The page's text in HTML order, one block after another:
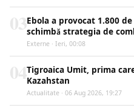
Ebola a provocat 1.800
schimbă strategia de
Externe · Ieri, 00:08
Tigroaica Umit, prima
Kazahstan
Actualitate · 06 Aug 2026, 19:27